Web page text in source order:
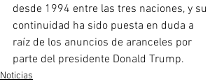
desde 1994 entre las tres naciones, y su
continuidad ha sido puesta en duda a
raíz de los anuncios de aranceles por
parte del presidente Donald Trump.
Noticias